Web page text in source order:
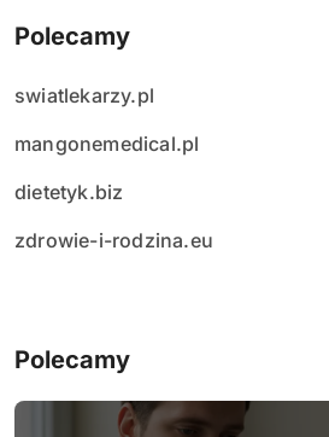
Polecamy
swiatlekarzy.pl
mangonemedical.pl
dietetyk.biz
zdrowie-i-rodzina.eu
Polecamy